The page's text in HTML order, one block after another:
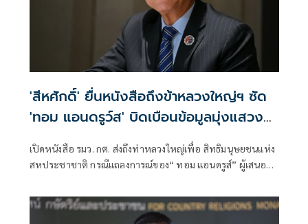
'สีหศักดิ์' ยื่นหนังสือถึงข้าหลวงใหญ่ฯ ซัด
'ทอม แอนดรูว์ส' บิดเบือนข้อมูลมุ่งแสวงหา
ผลประโยชน์ทางการเมือง
เปิดหนังสือ รมว. กต. ส่งถึงท่าหลวงใหญ่เพื่อ สิทธิมนุษยชนแห่ง
สหประชาชาติ กรณีแถลงการณ์ของ“ ทอม แอนดรูส์” ผู้เสนอ
พาดพิงไทยด้วยข้อมูลที่ไม่ตรงกับความเป็นจริง